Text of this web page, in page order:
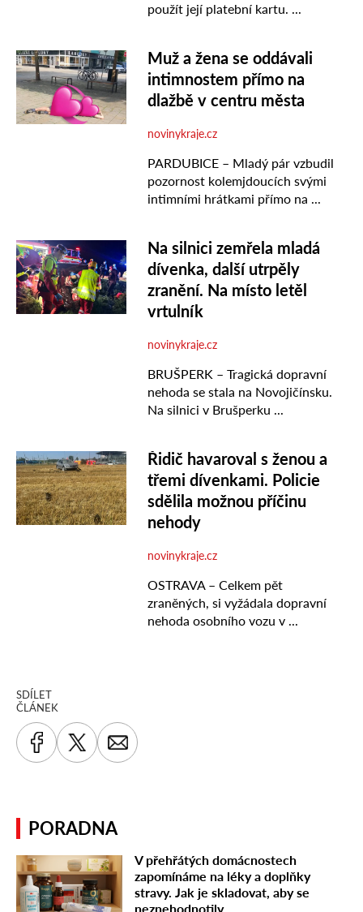
SDÍLET
ČLÁNEK
PORADNA
V přehřátých domácnostech
zapomínáme na léky a doplňky
stravy. Jak je skladovat, aby se
neznehodnotily